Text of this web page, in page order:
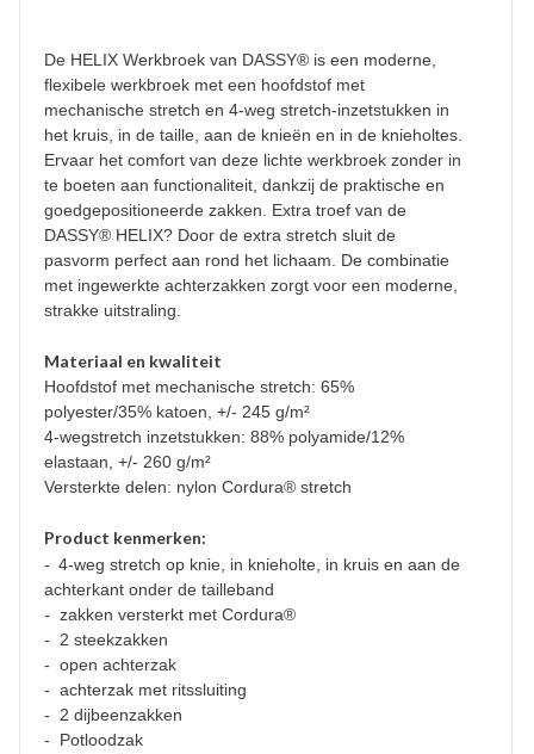
De HELIX Werkbroek van DASSY® is een moderne,
flexibele werkbroek met een hoofdstof met
mechanische stretch en 4-weg stretch-inzetstukken in
het kruis, in de taille, aan de knieën en in de knieholtes.
Ervaar het comfort van deze lichte werkbroek zonder in
te boeten aan functionaliteit, dankzij de praktische en
goedgepositioneerde zakken. Extra troef van de
DASSY® HELIX? Door de extra stretch sluit de
pasvorm perfect aan rond het lichaam. De combinatie
met ingewerkte achterzakken zorgt voor een moderne,
strakke uitstraling.
Materiaal en kwaliteit
Hoofdstof met mechanische stretch: 65%
polyester/35% katoen, +/- 245 g/m²
4-wegstretch inzetstukken: 88% polyamide/12%
elastaan, +/- 260 g/m²
Versterkte delen: nylon Cordura® stretch
Product kenmerken:
- 4-weg stretch op knie, in knieholte, in kruis en aan de
achterkant onder de tailleband
- zakken versterkt met Cordura®
- 2 steekzakken
- open achterzak
- achterzak met ritssluiting
- 2 dijbeenzakken
- Potloodzak